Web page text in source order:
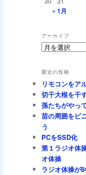
« 1月
アーカイブ
ア
イ
ブ
最近の投稿
リモコンをア
切干大根を干
孫たちがやっ
苗の周囲をビ
う
PCをSSD化
第１ラジオ体
オ体操
ラジオ体操が8